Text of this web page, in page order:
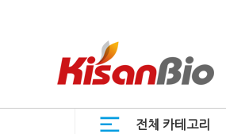
전체 카테고리